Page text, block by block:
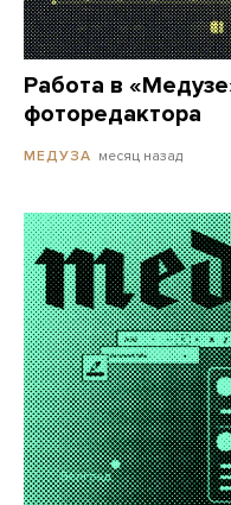
Работа в
фоторедактора
МЕДУЗА месяц назад